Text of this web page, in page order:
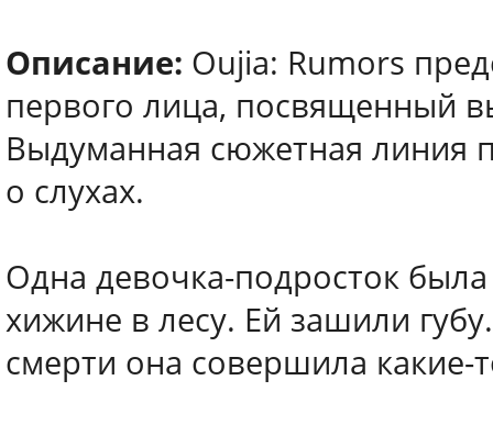
Описание: Oujia: Rumors
первого лица, посвященный
Выдуманная сюжетная линия
о слухах.
Одна девочка-подросток
хижине в лесу. Ей зашили
смерти она совершила какие-